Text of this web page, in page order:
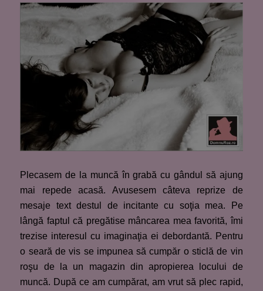
Plecasem de la muncă în grabă cu gândul să ajung
mai repede acasă. Avusesem câteva reprize de
mesaje text destul de incitante cu soţia mea. Pe
lângă faptul că pregătise mâncarea mea favorită, îmi
trezise interesul cu imaginaţia ei debordantă. Pentru
o seară de vis se impunea să cumpăr o sticlă de vin
roşu de la un magazin din apropierea locului de
muncă. După ce am cumpărat, am vrut să plec rapid,